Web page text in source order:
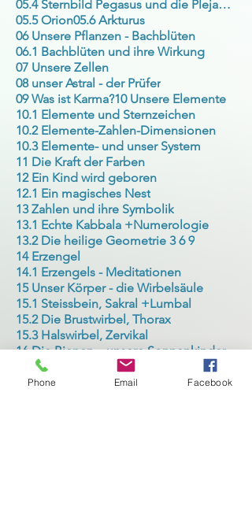
05.4 Sternbild Pegasus und die Plejaden
05.5 Orion05.6 Arkturus
06 Unsere Pflanzen - Bachblüten
06.1 Bachblüten und ihre Wirkung
07 Unsere Zellen
08 unser Astral - der Prüfer
09 Was ist Karma?10 Unsere Elemente
10.1 Elemente und Sternzeichen
10.2 Elemente-Zahlen-Dimensionen
10.3 Elemente- und unser System
11 Die Kraft der Farben
12 Ein Kind wird geboren
12.1 Ein magisches Nest
13 Zahlen und ihre Symbolik
13.1 Echte Kabbala +Numerologie
13.2 Die heilige Geometrie 3 6 9
14 Erzengel
14.1 Erzengels - Meditationen
15 Unser Körper - die Wirbelsäule
15.1 Steissbein, Sakral +Lumbal
15.2 Die Brustwirbel, Thorax
15.3 Halswirbel, Zervikal
16 Die Bienen – unsere Sonnenkinder
17 Genetische - Energetische Matrix
17.1 Meine Leben, meine Programme
Phone Email Facebook